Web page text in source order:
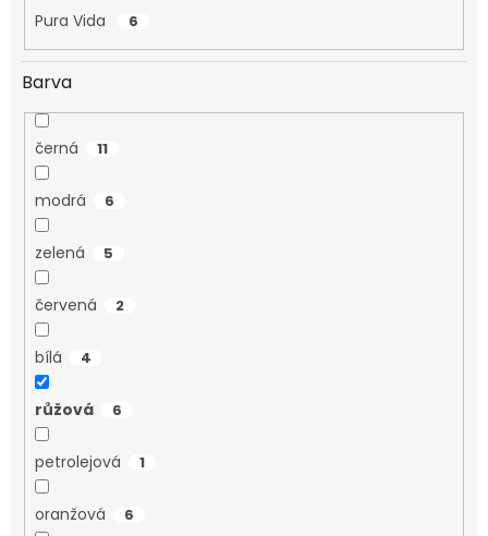
Pura Vida 6
Barva
černá 11
modrá 6
zelená 5
červená 2
bílá 4
růžová 6
petrolejová 1
oranžová 6